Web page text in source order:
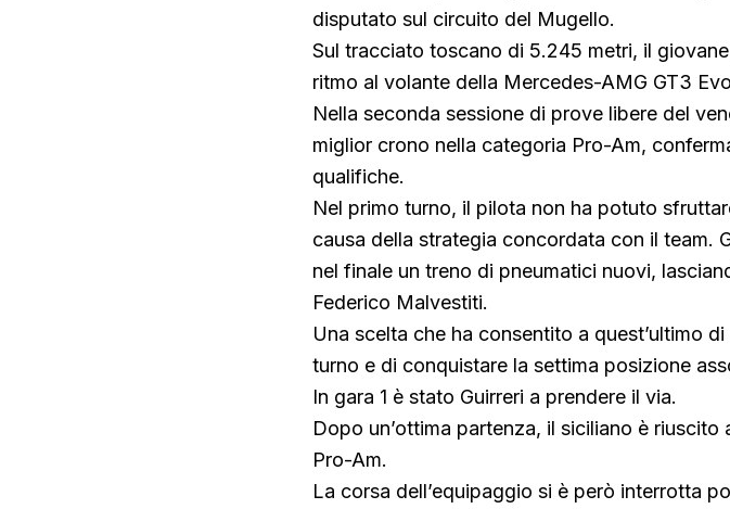
disputato sul circuito del Mugello.
Sul tracciato toscano di 5.245 metri, il
ritmo al volante della Mercedes-AMG GT3
Nella seconda sessione di prove libere del
miglior crono nella categoria Pro-Am,
qualifiche.
Nel primo turno, il pilota non ha potuto
causa della strategia concordata con il team.
nel finale un treno di pneumatici nuovi,
Federico Malvestiti.
Una scelta che ha consentito a quest’ultimo
turno e di conquistare la settima posizione
In gara 1 è stato Guirreri a prendere il via.
Dopo un’ottima partenza, il siciliano è
Pro-Am.
La corsa dell’equipaggio si è però interrotta